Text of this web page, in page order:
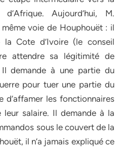
Aujourd’hui, M.
voie de Houphouët : il
Cote d’Ivoire (le conseil
attendre sa légitimité de
demande à une partie du
pour tuer une partie du
d’affamer les fonctionnaires
salaire. Il demande à la
sous le couvert de la
il n’a jamais expliqué ce